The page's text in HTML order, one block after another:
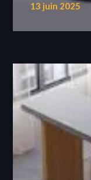
13 juin 2025